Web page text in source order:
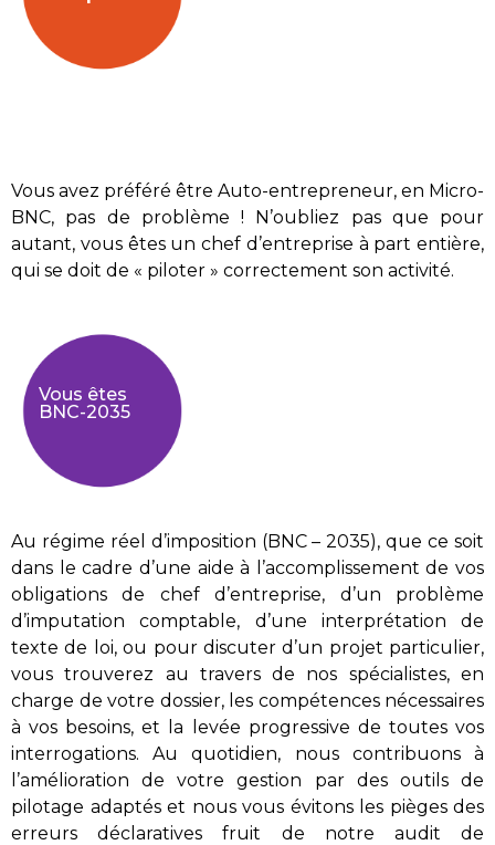
Vous avez préféré être Auto-entrepreneur, en Micro-
BNC, pas de problème ! N’oubliez pas que pour
autant, vous êtes un chef d’entreprise à part entière,
qui se doit de « piloter » correctement son activité.
Vous êtes
BNC-2035
Au régime réel d’imposition (BNC – 2035), que ce soit
dans le cadre d’une aide à l’accomplissement de vos
obligations de chef d’entreprise, d’un problème
d’imputation comptable, d’une interprétation de
texte de loi, ou pour discuter d’un projet particulier,
vous trouverez au travers de nos spécialistes, en
charge de votre dossier, les compétences nécessaires
à vos besoins, et la levée progressive de toutes vos
interrogations. Au quotidien, nous contribuons à
l’amélioration de votre gestion par des outils de
pilotage adaptés et nous vous évitons les pièges des
erreurs déclaratives fruit de notre audit de